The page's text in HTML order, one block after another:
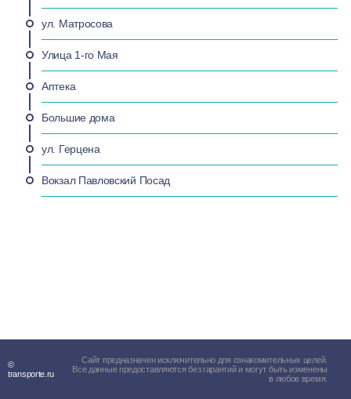
ул. Матросова
Улица 1-го Мая
Аптека
Большие дома
ул. Герцена
Вокзал Павловский Посад
©
transporte.ru
Сайт предназначен исключительно для ознакомительных целей.
Все данные предоставляются без гарантий и могут быть изменены
в любое время.